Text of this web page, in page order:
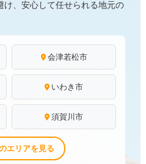
け、安心して任せられる地元の
会津若松市
いわき市
須賀川市
エリアを見る